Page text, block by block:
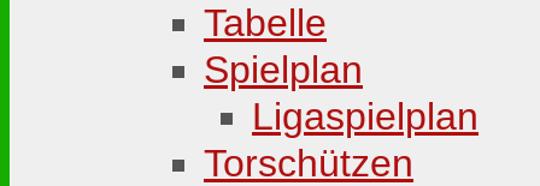
Tabelle
Spielplan
Ligaspielplan
Torschützen